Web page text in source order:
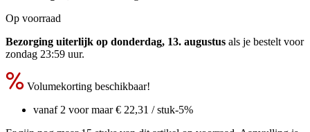
Op voorraad
Bezorging uiterlijk op donderdag, 13. augustus als je bestelt voor
zondag 23:59 uur.
Volumekorting beschikbaar!
vanaf 2 voor maar€ 22,31 / stuk-5%